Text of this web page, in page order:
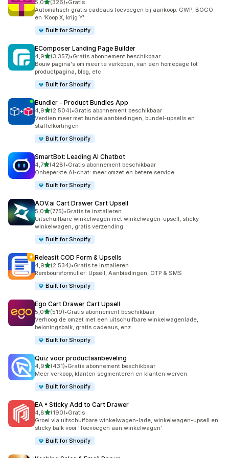
5,0van 5 sterren
(326)
326 recensies in totaal
•Gratis
Automatisch gratis cadeaus toevoegen bij aankoop: GWP, BOGO
en 'Koop X, krijg Y'
Built for Shopify
EComposer Landing Page Builder
4,9van 5 sterren
(3.357)
3357 recensies in totaal
•Gratis abonnement beschikbaar
Bouw pagina's om meer te verkopen, van een homepage tot
productpagina, blog, etc.
Built for Shopify
Bundler ‑ Product Bundles App
4,9van 5 sterren
(2.504)
2504 recensies in totaal
•Gratis abonnement beschikbaar
Verdien meer met bundelaanbiedingen, bundel-upsells en
staffelkortingen
Built for Shopify
SmartBot: Leading AI Chatbot
4,7van 5 sterren
(428)
428 recensies in totaal
•Gratis abonnement beschikbaar
Onbeperkte AI-chat: meer omzet en betere service
Built for Shopify
AOV.ai Cart Drawer Cart Upsell
5,0van 5 sterren
(775)
775 recensies in totaal
•Gratis te installeren
Uitschuifbare winkelwagen met winkelwagen-upsell, sticky
winkelwagen, gratis verzending
Built for Shopify
Releasit COD Form & Upsells
4,9van 5 sterren
(2.534)
2534 recensies in totaal
•Gratis te installeren
Remboursformulier: Upsell, Aanbiedingen, OTP & SMS
Built for Shopify
Ego Cart Drawer Cart Upsell
5,0van 5 sterren
(519)
519 recensies in totaal
•Gratis abonnement beschikbaar
Verhoog de omzet met een uitschuifbare winkelwagenlade,
beloningsbalk, gratis cadeaus, enz.
Built for Shopify
Quiz voor productaanbeveling
4,9van 5 sterren
(431)
431 recensies in totaal
•Gratis abonnement beschikbaar
Meer verkoop, klanten segmenteren en klanten werven
Built for Shopify
EA • Sticky Add to Cart Drawer
4,8van 5 sterren
(190)
190 recensies in totaal
•Gratis
Groei via uitschuifbare winkelwagen-lade, winkelwagen-upsell en
sticky balk voor 'Toevoegen aan winkelwagen'
Built for Shopify